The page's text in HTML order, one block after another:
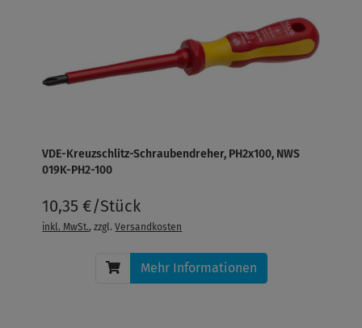
VDE-Kreuzschlitz-Schraubendreher, PH2x100, NWS
019K-PH2-100
10,35 €/Stück
inkl. MwSt., zzgl.Versandkosten
Mehr Informationen